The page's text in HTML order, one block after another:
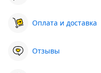
Оплата и доставка
Отзывы